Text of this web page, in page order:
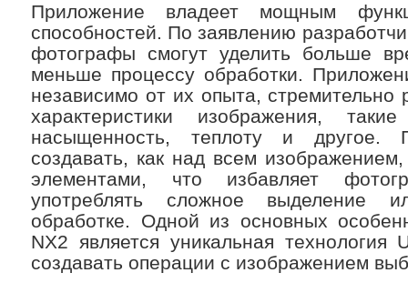
Приложение владеет мощным
способностей. По заявлению
фотографы смогут уделить больше
меньше процессу обработки.
независимо от их опыта, стремительно
характеристики изображения,
насыщенность, теплоту и другое.
создавать, как над всем
элементами, что избавляет
употреблять сложное выделение
обработке. Одной из основных
NX2 является уникальная технология
создавать операции с изображением